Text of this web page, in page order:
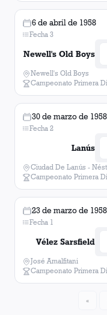
6 de abril de 1958
Fecha 3
Newell's Old Boys
Newell's Old Boys
Campeonato Primera
30 de marzo de 1958
Fecha 2
Lanús
Ciudad De Lanús -
Campeonato Primera
23 de marzo de 1958
Fecha 1
Vélez Sarsfield
José Amalfitani
Campeonato Primera
«